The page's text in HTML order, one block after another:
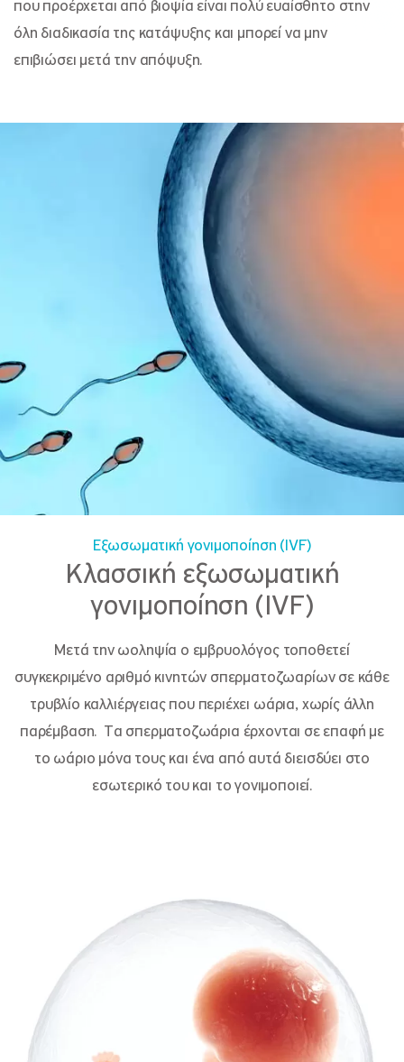
που προέρχεται από βιοψία είναι πολύ ευαίσθητο στην
όλη διαδικασία της κατάψυξης και μπορεί να μην
επιβιώσει μετά την απόψυξη.
Εξωσωματική γονιμοποίηση (IVF)
Κλασσική εξωσωματική
γονιμοποίηση (IVF)
Μετά την ωοληψία ο εμβρυολόγος τοποθετεί
συγκεκριμένο αριθμό κινητών σπερματοζωαρίων σε κάθε
τρυβλίο καλλιέργειας που περιέχει ωάρια, χωρίς άλλη
παρέμβαση. Τα σπερματοζωάρια έρχονται σε επαφή με
το ωάριο μόνα τους και ένα από αυτά διεισδύει στο
εσωτερικό του και το γονιμοποιεί.